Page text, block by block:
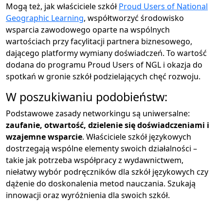
Mogą też, jak właściciele szkół Proud Users of National
Geographic Learning, współtworzyć środowisko
wsparcia zawodowego oparte na wspólnych
wartościach przy facylitacji partnera biznesowego,
dającego platformy wymiany doświadczeń. To wartość
dodana do programu Proud Users of NGL i okazja do
spotkań w gronie szkół podzielających chęć rozwoju.
W poszukiwaniu podobieństw:
Podstawowe zasady networkingu są uniwersalne:
zaufanie, otwartość, dzielenie się doświadczeniami i
wzajemne wsparcie. Właściciele szkół językowych
dostrzegają wspólne elementy swoich działalności –
takie jak potrzeba współpracy z wydawnictwem,
niełatwy wybór podręczników dla szkół językowych czy
dążenie do doskonalenia metod nauczania. Szukają
innowacji oraz wyróżnienia dla swoich szkół.